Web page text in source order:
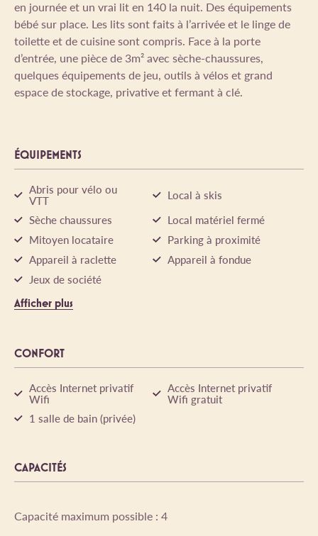
en journée et un vrai lit en 140 la nuit. Des équipements
bébé sur place. Les lits sont faits à l’arrivée et le linge de
toilette et de cuisine sont compris. Face à la porte
d’entrée, une pièce de 3m² avec sèche-chaussures,
quelques équipements de jeu, outils à vélos et grand
espace de stockage, privative et fermant à clé.
ÉQUIPEMENTS
Abris pour vélo ou
VTT
Local à skis
Sèche chaussures
Local matériel fermé
Mitoyen locataire
Parking à proximité
Appareil à raclette
Appareil à fondue
Jeux de société
Afficher plus
CONFORT
Accès Internet privatif
Wifi
Accès Internet privatif
Wifi gratuit
1 salle de bain (privée)
CAPACITÉS
Capacité maximum possible : 4